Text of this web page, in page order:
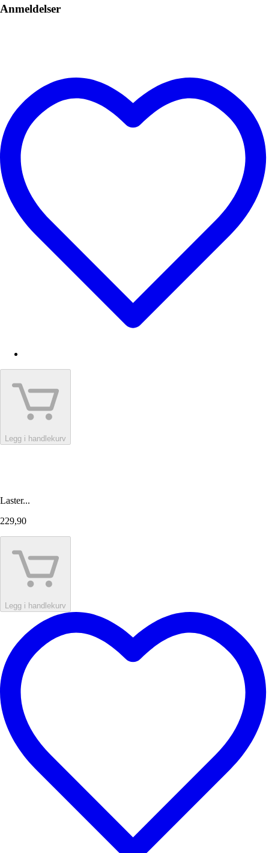
Anmeldelser
Legg i handlekurv
Laster...
229,90
Legg i handlekurv